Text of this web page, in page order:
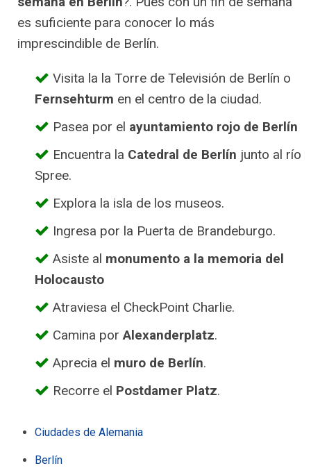
es suficiente para conocer lo más
imprescindible de Berlín.
Visita la la Torre de Televisión de Berlín o
Fernsehturm en el centro de la ciudad.
Pasea por el ayuntamiento rojo de Berlín
Encuentra la Catedral de Berlín junto al río
Spree.
Explora la isla de los museos.
Ingresa por la Puerta de Brandeburgo.
Asiste al monumento a la memoria del
Holocausto
Atraviesa el CheckPoint Charlie.
Camina porAlexanderplatz.
Aprecia el muro de Berlín.
Recorre el Postdamer Platz.
Ciudades de Alemania
Berlín